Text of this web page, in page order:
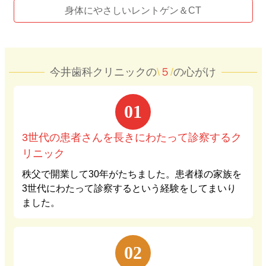
身体にやさしいレントゲン＆CT
今井歯科クリニックの\ ５ /の心がけ
01
3世代の患者さんを長きにわたって診察するク
リニック
秩父で開業して30年がたちました。患者様の家族を
3世代にわたって診察するという経験をしてまいり
ました。
02